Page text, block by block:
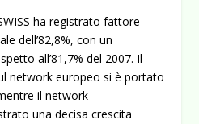
ha registrato fattore
dell’82,8%, con un
all’81,7% del 2007. Il
network europeo si è portato
il network
una decisa crescita